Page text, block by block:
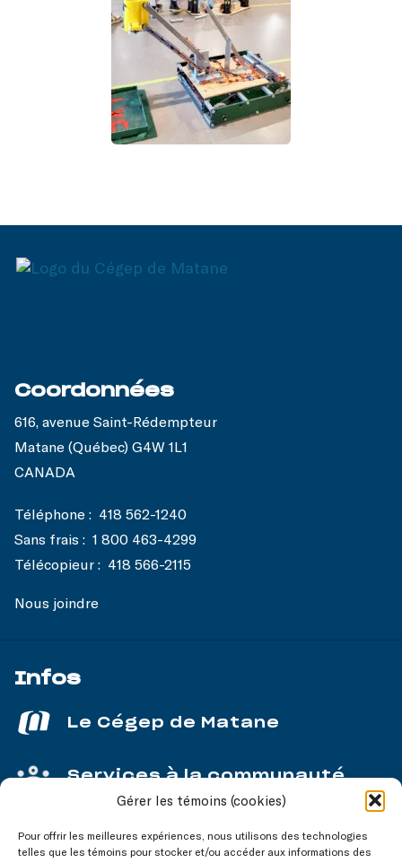
Gérer les témoins (cookies)
Pour offrir les meilleures expériences, nous utilisons des technologies
telles que les témoins pour stocker et/ou accéder aux informations des
Coordonnées
616, avenue Saint-Rédempteur
Matane (Québec) G4W 1L1
CANADA
Téléphone : 418 562-1240
Sans frais : 1 800 463-4299
Télécopieur : 418 566-2115
Nous joindre
Infos
Le Cégep de Matane
Services à la communauté
Service aux entreprises